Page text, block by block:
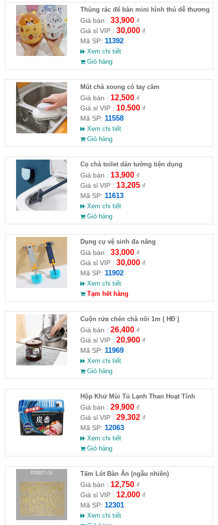
Thùng rác để bàn mini hình thú dễ thương
Giá bán : 33,900₫
Giá sỉ VIP : 30,000₫
Mã SP: 11392
Xem chi tiết
Giỏ hàng
Mút chà xoong có tay cầm
Giá bán : 12,500₫
Giá sỉ VIP : 10,500₫
Mã SP: 11558
Xem chi tiết
Giỏ hàng
Cọ chà toilet dán tường tiện dụng
Giá bán : 13,900₫
Giá sỉ VIP : 13,205₫
Mã SP: 11613
Xem chi tiết
Giỏ hàng
Dụng cụ vệ sinh đa năng
Giá bán : 33,000₫
Giá sỉ VIP : 30,000₫
Mã SP: 11902
Xem chi tiết
Tạm hết hàng
Cuộn rửa chén chà nồi 1m ( HĐ )
Giá bán : 26,400₫
Giá sỉ VIP : 20,900₫
Mã SP: 11969
Xem chi tiết
Giỏ hàng
Hộp Khử Mùi Tủ Lạnh Than Hoạt Tính
Nhật Bản 150
Giá bán : 29,900₫
Giá sỉ VIP : 29,302₫
Mã SP: 12063
Xem chi tiết
Giỏ hàng
Tấm Lót Bàn Ăn (ngẫu nhiên)
Giá bán : 12,750₫
Giá sỉ VIP : 12,000₫
Mã SP: 12301
Xem chi tiết